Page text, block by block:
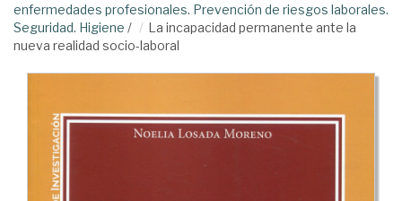
enfermedades profesionales. Prevención de riesgos laborales.
Seguridad. Higiene /
La incapacidad permanente ante la
nueva realidad socio-laboral